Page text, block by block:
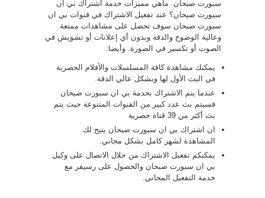
سبورت صبحان. ماهي مميزات خدمة اشتراك بي ان
سبورت صبحان؟ عند تفعيل الاشتراك في قنوات بي ان
سبورت صبحان سوف تحصل على مشاهدات ممتعة
وعالية الوضوح والدقة وبدون أي إعلانات أو تشويش في
الصوت أو تكسير في الصورة. وأيضا:
يمكنك مشاهدة كافة المسلسلات والأفلام الحصرية
في البث الأول لها وبشكل عالي الدقة.
عندما يتم الاشتراك بخدمة بي ان سبورت صبحان
فسيتم بث عدد كبير من القنوات المتنوعة حيث يتم
بث أكثر من 39 قناة حصرية
ان اشتراك بي ان سبورت صبحان يتيح لك
المشاهدة لشهر كامل بشكل مجاني.
يمكنكم تفعيل الاشتراك من خلال الاتصال على وكيل
بي ان سبورت صبحان والحصول على رسيفر مع
خدمة التفعيل المجاني.